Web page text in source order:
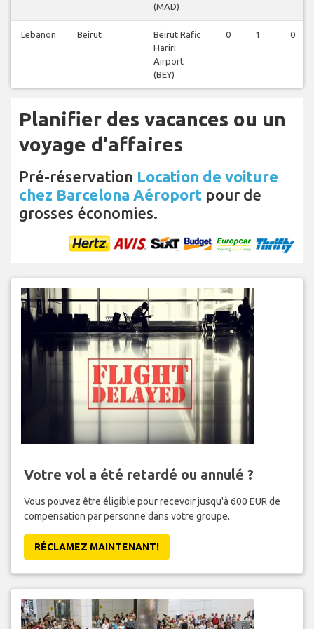
(MAD)
Lebanon Beirut
Beirut Rafic
Hariri
Airport
(BEY)
0 1 0
Planifier des vacances ou un
voyage d'affaires
Pré-réservation Location de voiture
chez Barcelona Aéroport pour de
grosses économies.
Votre vol a été retardé ou annulé ?
Vous pouvez être éligible pour recevoir jusqu'à 600 EUR de
compensation par personne dans votre groupe.
RÉCLAMEZ MAINTENANT!